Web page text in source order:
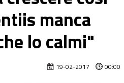
manca
lo calmi"
19-02-2017 00:00